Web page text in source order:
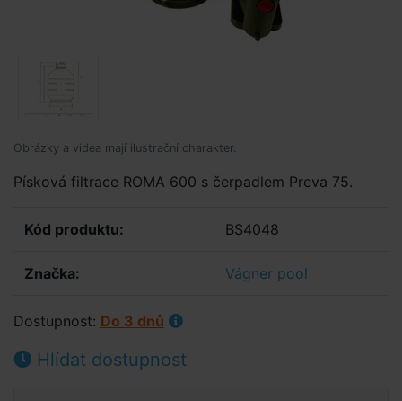
Obrázky a videa mají ilustrační charakter.
Písková filtrace ROMA 600 s čerpadlem Preva 75.
Kód produktu: BS4048
Značka: Vágner pool
Dostupnost: Do 3 dnů
Hlídat dostupnost